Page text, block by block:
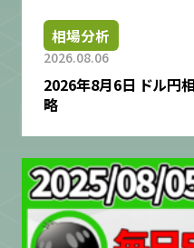
相場分析
2026.08.06
2026年8月6日 ドル円
略